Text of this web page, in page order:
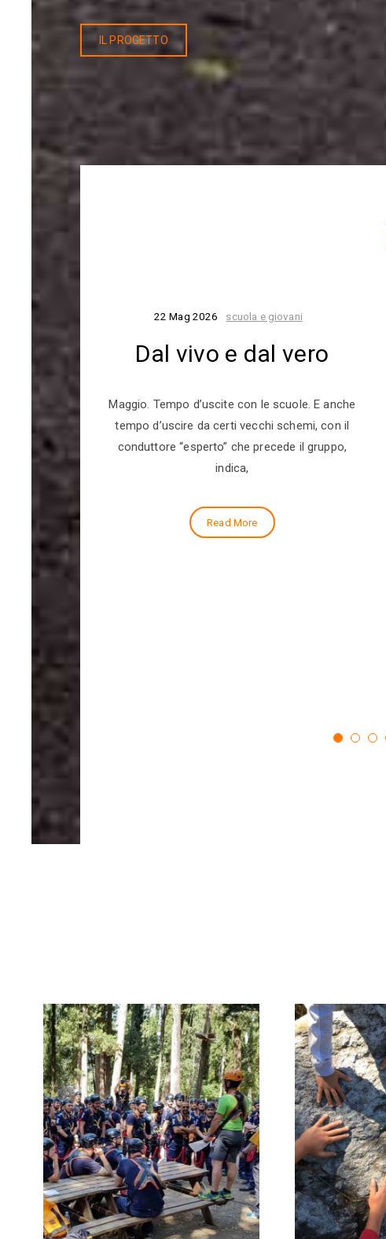
IL PROGETTO
22 Mag 2026 scuola e giovani
Dal vivo e dal vero
Maggio. Tempo d’uscite con le scuole. E anche
tempo d’uscire da certi vecchi schemi, con il
conduttore “esperto” che precede il gruppo,
indica,
Read More